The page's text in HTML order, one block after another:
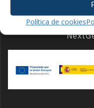
Política de cookies
Financiado